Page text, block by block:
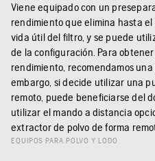
Viene equipado con un
rendimiento que elimina hasta
vida útil del filtro, y se puede
de la configuración. Para
rendimiento, recomendamos
embargo, si decide utilizar una
remoto, puede beneficiarse del
utilizar el mando a distancia
extractor de polvo de forma
EQUIPOS PARA POLVO Y LODO